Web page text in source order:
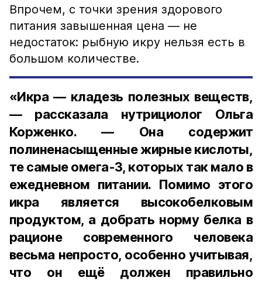
Впрочем, с точки зрения здорового
питания завышенная цена — не
недостаток: рыбную икру нельзя есть в
большом количестве.
«Икра — кладезь полезных веществ,
— рассказала нутрициолог Ольга
Корженко. — Она содержит
полиненасыщенные жирные кислоты,
те самые омега-3, которых так мало в
ежедневном питании. Помимо этого
икра является высокобелковым
продуктом, а добрать норму белка в
рационе современного человека
весьма непросто, особенно учитывая,
что он ещё должен правильно